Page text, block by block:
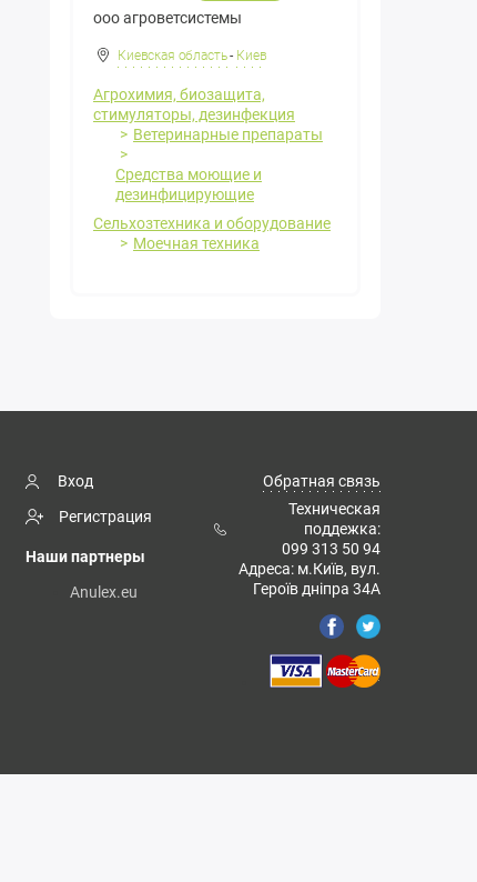
ооо агроветсистемы
Киевская область- Киев
Агрохимия, биозащита,
стимуляторы, дезинфекция
Ветеринарные препараты
Средства моющие и
дезинфицирующие
Сельхозтехника и оборудование
Моечная техника
Вход
Регистрация
Наши партнеры
Anulex.eu
Обратная связь
Техническая
поддежка:
099 313 50 94
Адреса: м.Київ, вул.
Героїв дніпра 34А